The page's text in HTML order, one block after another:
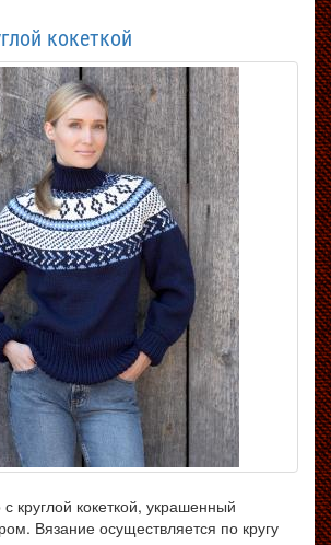
кокеткой
круглой кокеткой, украшенный
Вязание осуществляется по кругу